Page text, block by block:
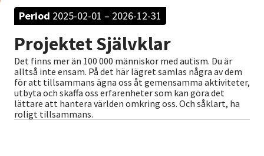
Nyheter
Avdelningar
Lyssna
Period 2025-02-01 – 2026-12-31
Projektet Självklar
Det finns mer än 100 000 människor med autism. Du är
alltså inte ensam. På det här lägret samlas några av dem
för att tillsammans ägna oss åt gemensamma aktiviteter,
utbyta och skaffa oss erfarenheter som kan göra det
lättare att hantera världen omkring oss. Och såklart, ha
roligt tillsammans.